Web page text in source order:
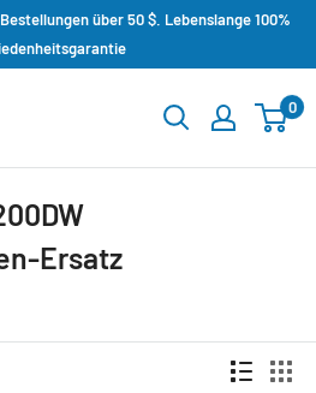
über 50 $. Lebenslange 100%
0
Ersatz